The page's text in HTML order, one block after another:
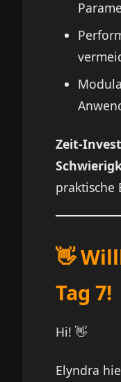
Zeit-
praktische
👋
Tag 7!
Hi! 👋
Elyndra